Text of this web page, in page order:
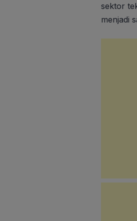
sektor
menjadi